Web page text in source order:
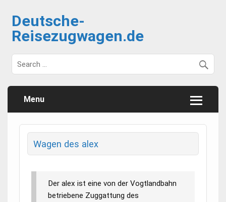
Deutsche-
Reisezugwagen.de
Menu
Wagen des alex
Der alex ist eine von der Vogtlandbahn
betriebene Zuggattung des